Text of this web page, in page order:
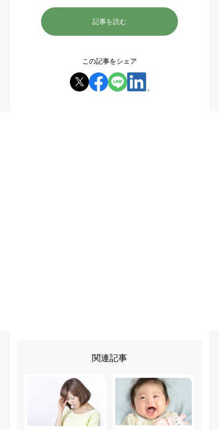
記事を読む
この記事をシェア
関連記事